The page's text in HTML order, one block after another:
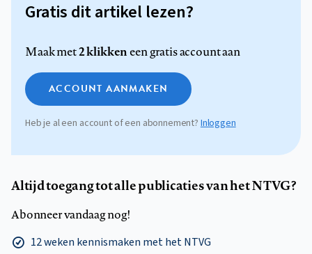
Gratis dit artikel lezen?
Maak met2 klikkeneen gratis account aan
ACCOUNT AANMAKEN
Heb je al een account of een abonnement? Inloggen
Altijd toegang tot alle publicaties van het NTVG?
Abonneer vandaag nog!
12 weken kennismaken met het NTVG